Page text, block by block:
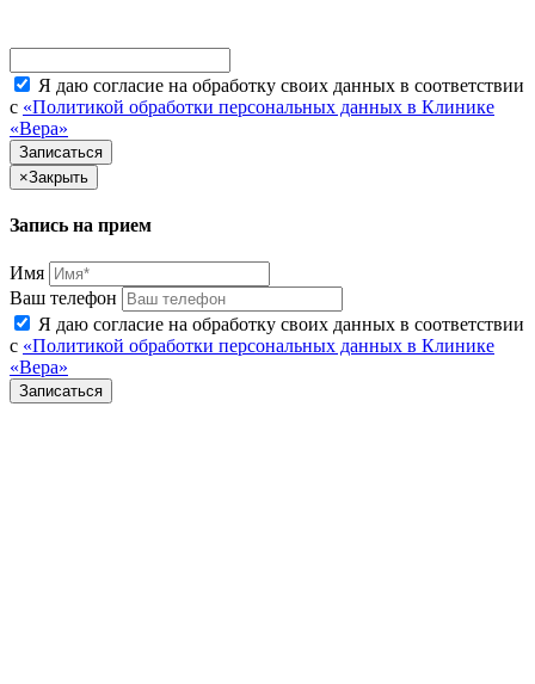
Я даю согласие на обработку своих данных в соответствии
с «Политикой обработки персональных данных в Клинике
«Вера»
×Закрыть
Запись на прием
Имя
Ваш телефон
Я даю согласие на обработку своих данных в соответствии
с «Политикой обработки персональных данных в Клинике
«Вера»